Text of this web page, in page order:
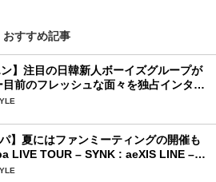
おすすめ記事
ン】注目の日韓新人ボーイズグループが
前のフレッシュな面々を独占インタビ
迫ります♪
】夏にはファンミーティングの開催も
LIVE TOUR – SYNK : aeXIS LINE – in
EDITION DOME TOUR] 」東京ドー